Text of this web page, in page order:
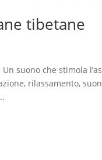
tibetane
suono che stimola
rilassamento,